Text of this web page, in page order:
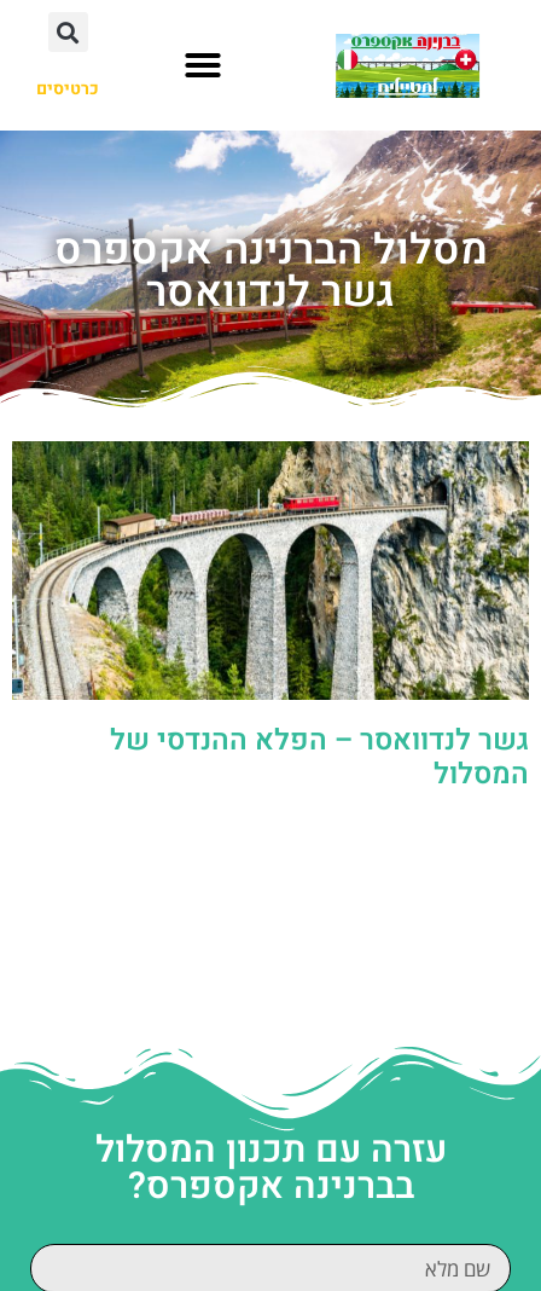
כרטיסים
מסלול הברנינה אקספרס
גשר לנדוואסר
גשר לנדוואסר – הפלא ההנדסי של
המסלול
עזרה עם תכנון המסלול
בברנינה אקספרס?